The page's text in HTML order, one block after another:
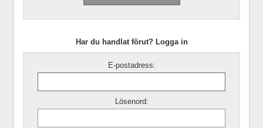
Har du handlat förut? Logga in
E-postadress:
Lösenord: